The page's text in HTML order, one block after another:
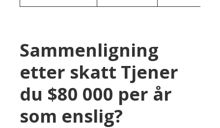
Sammenligning
etter skatt Tjener
du $80 000 per år
som enslig?